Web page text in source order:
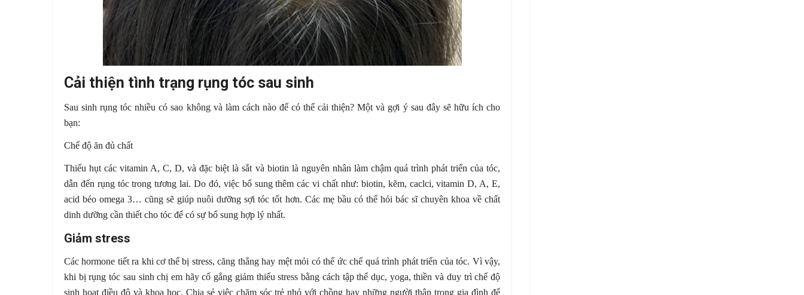
Cải thiện tình trạng rụng tóc sau sinh
Sau sinh rụng tóc nhiều có sao không và làm cách nào để có thể cải thiện? Một và gợi ý sau đây sẽ hữu ích cho
bạn:
Chế độ ăn đủ chất
Thiếu hụt các vitamin A, C, D, và đặc biệt là sắt và biotin là nguyên nhân làm chậm quá trình phát triển của tóc,
dẫn đến rụng tóc trong tương lai. Do đó, việc bổ sung thêm các vi chất như: biotin, kẽm, caclci, vitamin D, A, E,
acid béo omega 3… cũng sẽ giúp nuôi dưỡng sợi tóc tốt hơn. Các mẹ bầu có thể hỏi bác sĩ chuyên khoa về chất
dinh dưỡng cần thiết cho tóc để có sự bổ sung hợp lý nhất.
Giảm stress
Các hormone tiết ra khi cơ thể bị stress, căng thẳng hay mệt mỏi có thể ức chế quá trình phát triển của tóc. Vì vậy,
khi bị rụng tóc sau sinh chị em hãy cố gắng giảm thiểu stress bằng cách tập thể dục, yoga, thiền và duy trì chế độ
sinh hoạt điều độ và khoa học. Chia sẻ việc chăm sóc trẻ nhỏ với chồng hay những người thân trong gia đình để